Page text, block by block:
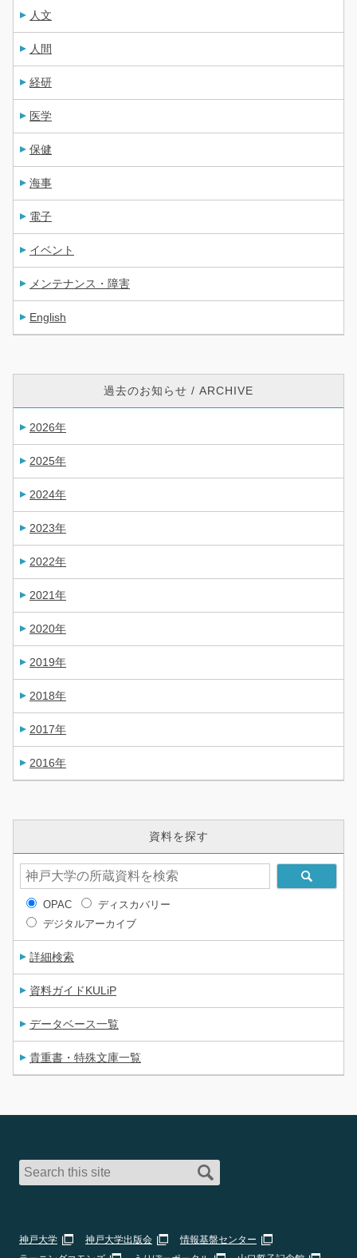
人文
人間
経研
医学
保健
海事
電子
イベント
メンテナンス・障害
English
過去のお知らせ / ARCHIVE
2026年
2025年
2024年
2023年
2022年
2021年
2020年
2019年
2018年
2017年
2016年
資料を探す
OPAC
ディスカバリー
デジタルアーカイブ
詳細検索
資料ガイドKULiP
データベース一覧
貴重書・特殊文庫一覧
神戸大学 神戸大学出版会
情報基盤センター